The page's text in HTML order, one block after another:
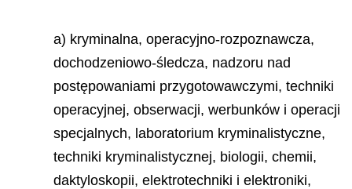
a) kryminalna, operacyjno-rozpoznawcza,
dochodzeniowo-śledcza, nadzoru nad
postępowaniami przygotowawczymi, techniki
operacyjnej, obserwacji, werbunków i operacji
specjalnych, laboratorium kryminalistyczne,
techniki kryminalistycznej, biologii, chemii,
daktyloskopii, elektrotechniki i elektroniki,